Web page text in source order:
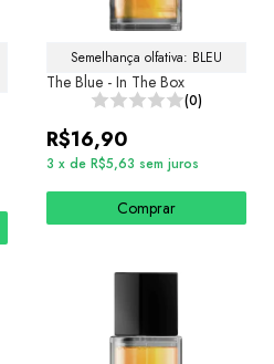
Semelhança olfativa: BLEU
The Blue - In The Box
(0)
R$16,90
3 x de R$5,63 sem juros
Comprar